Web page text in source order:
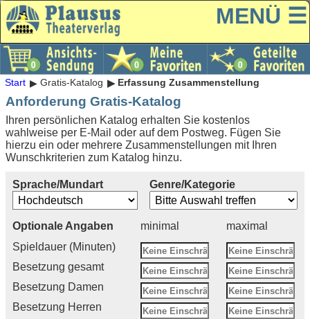
MENÜ ☰
Start Gratis-Katalog Erfassung Zusammenstellung
Anforderung Gratis-Katalog
Ihren persönlichen Katalog erhalten Sie kostenlos
wahlweise per E-Mail oder auf dem Postweg. Fügen Sie
hierzu ein oder mehrere Zusammenstellungen mit Ihren
Wunschkriterien zum Katalog hinzu.
Sprache/Mundart Genre/Kategorie
Optionale Angaben minimal
maximal
Spieldauer (Minuten)
Besetzung gesamt
Besetzung Damen
Besetzung Herren